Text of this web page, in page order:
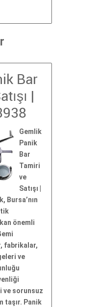
Bar
|
Gemlik
Panik
Bar
Tamiri
ve
Satışı |
Bursa’nın
önemli
fabrikalar,
ve
ve sorunsuz
taşır. Panik